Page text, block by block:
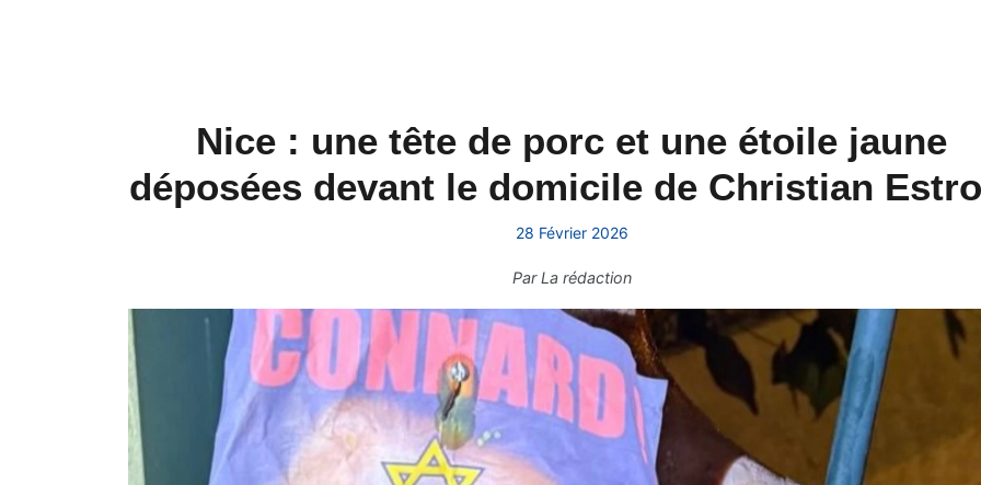
Nice : une tête de porc et une étoile jaune
déposées devant le domicile de Christian
28 Février 2026
ParLa rédaction